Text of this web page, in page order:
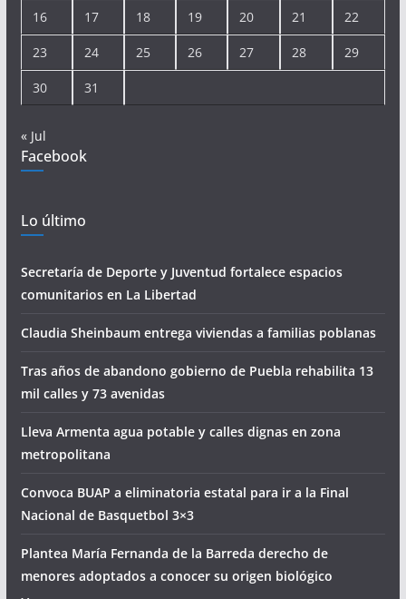
16 17 18 19 20 21 22
23 24 25 26 27 28 29
30 31
« Jul
Facebook
Lo último
Secretaría de Deporte y Juventud fortalece espacios
comunitarios en La Libertad
Claudia Sheinbaum entrega viviendas a familias poblanas
Tras años de abandono gobierno de Puebla rehabilita 13
mil calles y 73 avenidas
Lleva Armenta agua potable y calles dignas en zona
metropolitana
Convoca BUAP a eliminatoria estatal para ir a la Final
Nacional de Basquetbol 3×3
Plantea María Fernanda de la Barreda derecho de
menores adoptados a conocer su origen biológico